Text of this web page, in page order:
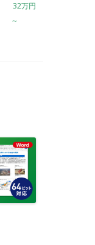
32万円
～